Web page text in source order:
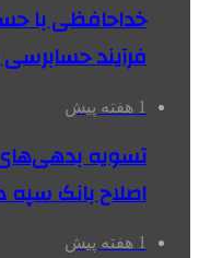
خداحافظی با
فرآیند
1 هفته پیش
اصلاح بانک سپه
1 هفته پیش